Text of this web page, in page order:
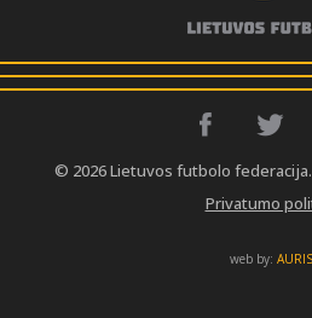
© 2026 Lietuvos futbolo
Privatumo
web by: AURIS